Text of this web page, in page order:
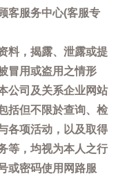
客服务中心(客服专
料，揭露、泄露或提
冒用或盗用之情形
公司及关系企业网站
括但不限於查询、检
各项活动，以及取得
等，均视为本人之行
或密码使用网路服